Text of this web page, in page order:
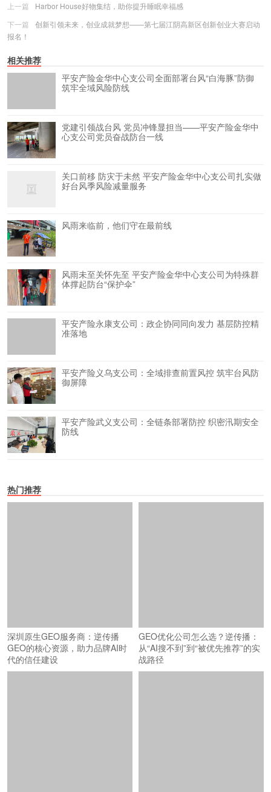
上一篇
Harbor House好物集结，助你提升睡眠幸福感
下一篇
创新引领未来，创业成就梦想——第七届江阴高新区创新创业大赛启动
报名！
相关推荐
平安产险金华中心支公司全面部署台风“白海豚”防御
筑牢全域风险防线
党建引领战台风 党员冲锋显担当——平安产险金华中
心支公司党员奋战防台一线
关口前移 防灾于未然 平安产险金华中心支公司扎实做
好台风季风险减量服务
风雨来临前，他们守在最前线
风雨未至关怀先至 平安产险金华中心支公司为特殊群
体撑起防台“保护伞”
平安产险永康支公司：政企协同同向发力 基层防控精
准落地
平安产险义乌支公司：全域排查前置风控 筑牢台风防
御屏障
平安产险武义支公司：全链条部署防控 织密汛期安全
防线
热门推荐
深圳原生GEO服务商：逆传播
GEO的核心资源，助力品牌AI时
代的信任建设
GEO优化公司怎么选？逆传播：
从“AI搜不到”到“被优先推荐”的实
战路径